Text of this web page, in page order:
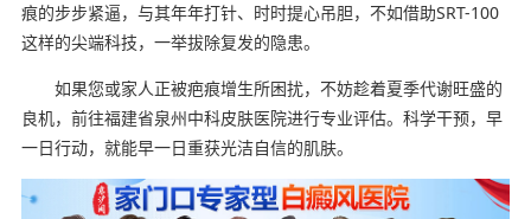
痕的步步紧逼，与其年年打针、时时提心吊胆，不如借助SRT-100
这样的尖端科技，一举拔除复发的隐患。
如果您或家人正被疤痕增生所困扰，不妨趁着夏季代谢旺盛的
良机，前往福建省泉州中科皮肤医院进行专业评估。科学干预，早
一日行动，就能早一日重获光洁自信的肌肤。